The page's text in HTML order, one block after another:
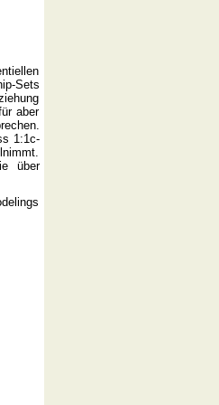
Sets
aber
1:1c-
über